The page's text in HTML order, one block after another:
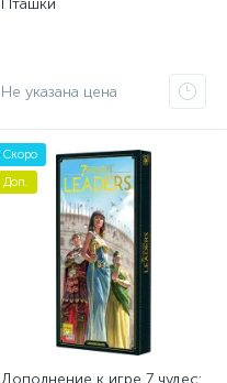
Не указана цена
Скоро
Доп.
Дополнение к игре 7 чудес: